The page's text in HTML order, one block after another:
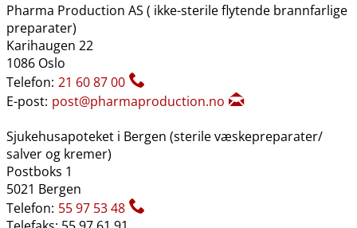
Pharma Production AS ( ikke-sterile flytende brannfarlige
preparater)
Karihaugen 22
1086 Oslo
Telefon: 21 60 87 00
E-post: post@pharmaproduction.no
Sjukehusapoteket i Bergen (sterile væskepreparater​/​
salver og kremer)
Postboks 1
5021 Bergen
Telefon: 55 97 53 48